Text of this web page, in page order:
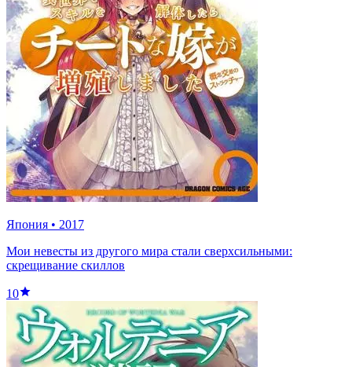
Япония • 2017
Мои невесты из другого мира стали сверхсильными:
скрещивание скиллов
10